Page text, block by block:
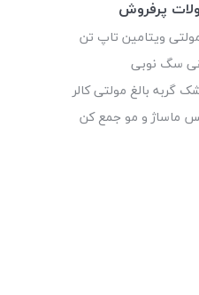
پرفروش
ویتامین تاپ تن
سگ نوبی
گربه بالغ مولتی کالر
ماساژ و مو جمع کن